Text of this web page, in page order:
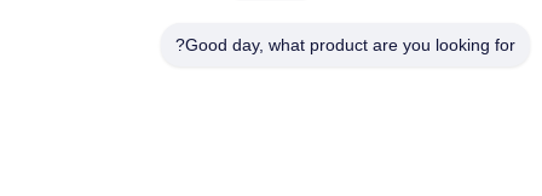
نشانی: جاده Xingfu منطقه Licheng شهر جینان، استان شان دونگ
Good day, what product are you looking for?